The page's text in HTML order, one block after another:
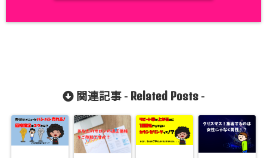
関連記事 - Related Posts-